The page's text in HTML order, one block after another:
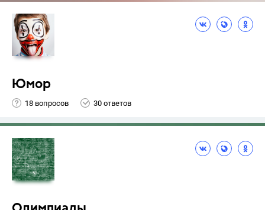
Юмор
18 вопросов 30 ответов